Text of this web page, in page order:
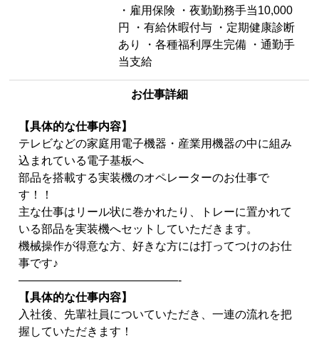
・雇用保険 ・夜勤勤務手当10,000
円 ・有給休暇付与 ・定期健康診断
あり ・各種福利厚生完備 ・通勤手
当支給
お仕事詳細
【具体的な仕事内容】
テレビなどの家庭用電子機器・産業用機器の中に組み
込まれている電子基板へ
部品を搭載する実装機のオペレーターのお仕事で
す！！
主な仕事はリール状に巻かれたり、トレーに置かれて
いる部品を実装機へセットしていただきます。
機械操作が得意な方、好きな方には打ってつけのお仕
事です♪
——————————————-
【具体的な仕事内容】
入社後、先輩社員についていただき、一連の流れを把
握していただきます！